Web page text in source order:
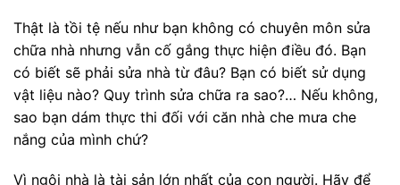
Thật là tồi tệ nếu như bạn không có chuyên môn sửa
chữa nhà nhưng vẫn cố gắng thực hiện điều đó. Bạn
có biết sẽ phải sửa nhà từ đâu? Bạn có biết sử dụng
vật liệu nào? Quy trình sửa chữa ra sao?… Nếu không,
sao bạn dám thực thi đối với căn nhà che mưa che
nắng của mình chứ?
Vì ngôi nhà là tài sản lớn nhất của con người. Hãy để